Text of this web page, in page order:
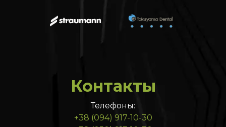
Контакты
Телефоны:
+38 (094) 917-10-30